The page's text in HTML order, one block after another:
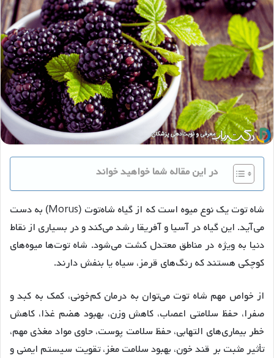
در این مقاله شما خواهید خواند
شاه توت یک نوع میوه است که از گیاه شاه‌توت (Morus) به دست
می‌آید. این گیاه در آسیا و آفریقا رشد می‌کند و در بسیاری از نقاط
دنیا به ویژه در مناطق معتدل کشت می‌شود. شاه توت‌ها میوه‌های
کوچکی هستند که رنگ‌های قرمز، سیاه یا بنفش دارند.
از خواص مهم شاه توت می‌توان به درمان کم‌خونی، کمک به کبد و
صفرا، حفظ سلامتی اعصاب، کاهش وزن، بهبود هضم غذا، کاهش
خطر بیماری‌های التهابی، حفظ سلامت پوست، حاوی مواد مغذی مهم،
تأثیر مثبت بر قند خون، بهبود سلامت مغز، تقویت سیستم ایمنی و